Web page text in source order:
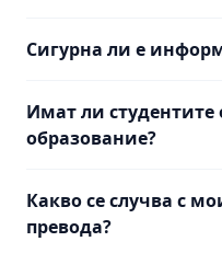
Сигурна ли е
Имат ли студентите
образование?
Какво се случва с
превода?